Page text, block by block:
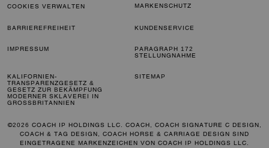
COOKIES VERWALTEN MARKENSCHUTZ
BARRIEREFREIHEIT KUNDENSERVICE
IMPRESSUM
PARAGRAPH 172
STELLUNGNAHME
KALIFORNIEN-
TRANSPARENZGESETZ &
GESETZ ZUR BEKÄMPFUNG
MODERNER SKLAVEREI IN
GROSSBRITANNIEN
SITEMAP
©2026 COACH IP HOLDINGS LLC. COACH, COACH SIGNATURE C DESIGN,
COACH & TAG DESIGN, COACH HORSE & CARRIAGE DESIGN SIND
EINGETRAGENE MARKENZEICHEN VON COACH IP HOLDINGS LLC.